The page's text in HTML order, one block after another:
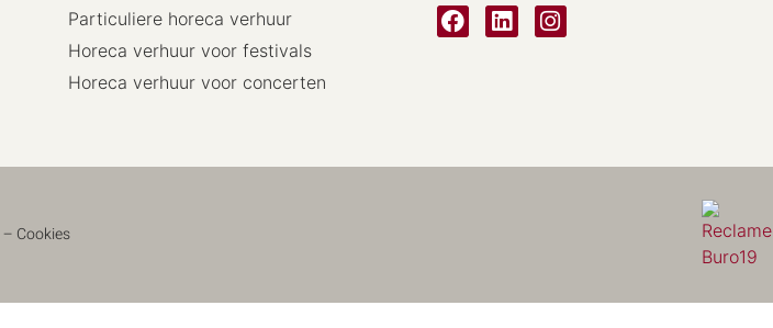
Particuliere horeca verhuur
Horeca verhuur voor festivals
Horeca verhuur voor concerten
– Cookies